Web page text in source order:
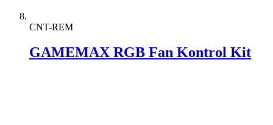
CNT-REM
GAMEMAX RGB Fan Kontrol Kit